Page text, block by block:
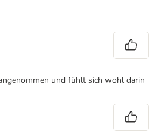
und fühlt sich wohl darin